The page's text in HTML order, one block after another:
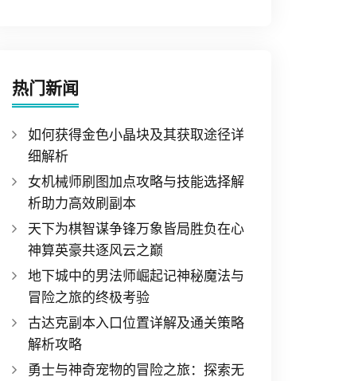
热门新闻
如何获得金色小晶块及其获取途径详
细解析
女机械师刷图加点攻略与技能选择解
析助力高效刷副本
天下为棋智谋争锋万象皆局胜负在心
神算英豪共逐风云之巅
地下城中的男法师崛起记神秘魔法与
冒险之旅的终极考验
古达克副本入口位置详解及通关策略
解析攻略
勇士与神奇宠物的冒险之旅：探索无